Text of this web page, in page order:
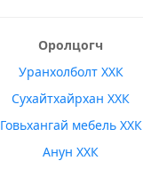
Оролцогч
Уранхолболт ХХК
Сухайтхайрхан ХХК
Говьхангай мебель ХХК
Анун ХХК